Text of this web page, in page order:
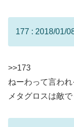
177 : 2018/01/
>>173
ねーわって言わ
メタグロスは敵